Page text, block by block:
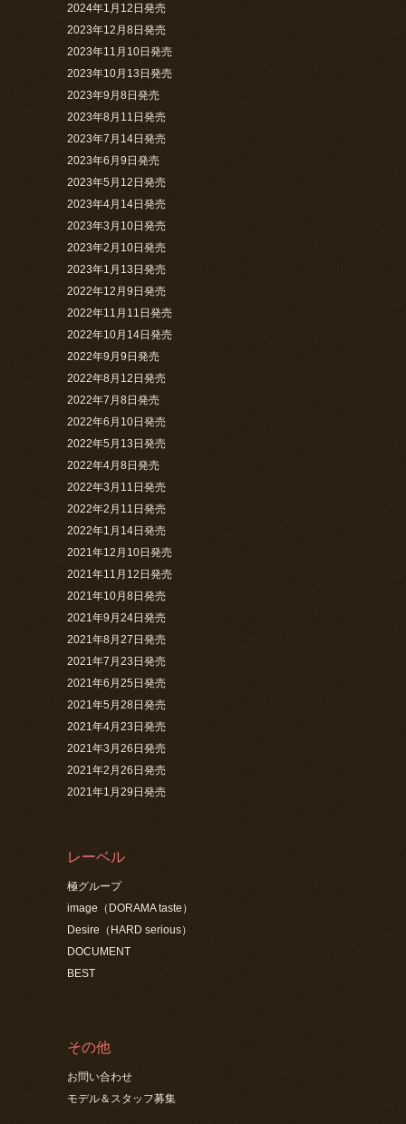
2024年1月12日発売
2023年12月8日発売
2023年11月10日発売
2023年10月13日発売
2023年9月8日発売
2023年8月11日発売
2023年7月14日発売
2023年6月9日発売
2023年5月12日発売
2023年4月14日発売
2023年3月10日発売
2023年2月10日発売
2023年1月13日発売
2022年12月9日発売
2022年11月11日発売
2022年10月14日発売
2022年9月9日発売
2022年8月12日発売
2022年7月8日発売
2022年6月10日発売
2022年5月13日発売
2022年4月8日発売
2022年3月11日発売
2022年2月11日発売
2022年1月14日発売
2021年12月10日発売
2021年11月12日発売
2021年10月8日発売
2021年9月24日発売
2021年8月27日発売
2021年7月23日発売
2021年6月25日発売
2021年5月28日発売
2021年4月23日発売
2021年3月26日発売
2021年2月26日発売
2021年1月29日発売
レーベル
極グループ
image（DORAMA taste）
Desire（HARD serious）
DOCUMENT
BEST
その他
お問い合わせ
モデル＆スタッフ募集